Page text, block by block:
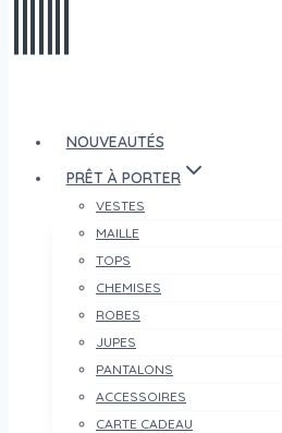
NOUVEAUTÉS
PRÊT À PORTER
VESTES
MAILLE
TOPS
CHEMISES
ROBES
JUPES
PANTALONS
ACCESSOIRES
CARTE CADEAU